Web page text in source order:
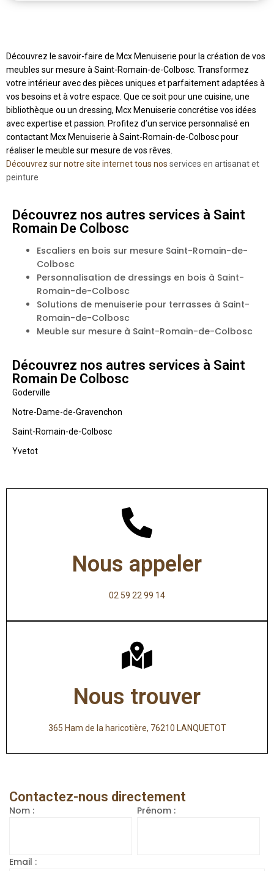
Découvrez le savoir-faire de Mcx Menuiserie pour la création de vos
meubles sur mesure à Saint-Romain-de-Colbosc. Transformez
votre intérieur avec des pièces uniques et parfaitement adaptées à
vos besoins et à votre espace. Que ce soit pour une cuisine, une
bibliothèque ou un dressing, Mcx Menuiserie concrétise vos idées
avec expertise et passion. Profitez d’un service personnalisé en
contactant Mcx Menuiserie à Saint-Romain-de-Colbosc pour
réaliser le meuble sur mesure de vos rêves.
Découvrez sur notre site internet tous nos services en artisanat et
peinture
Découvrez nos autres services à Saint
Romain De Colbosc
Escaliers en bois sur mesure Saint-Romain-de-
Colbosc
Personnalisation de dressings en bois à Saint-
Romain-de-Colbosc
Solutions de menuiserie pour terrasses à Saint-
Romain-de-Colbosc
Meuble sur mesure à Saint-Romain-de-Colbosc
Découvrez nos autres services à Saint
Romain De Colbosc
Goderville
Notre-Dame-de-Gravenchon
Saint-Romain-de-Colbosc
Yvetot
Nous appeler
02 59 22 99 14
Nous trouver
365 Ham de la haricotière, 76210 LANQUETOT
Contactez-nous directement
Nom : Prénom :
Email :